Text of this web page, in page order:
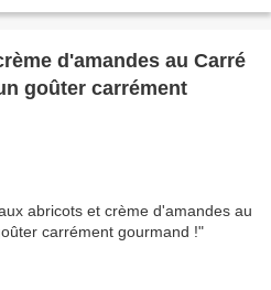
d'amandes au Carré
goûter carrément